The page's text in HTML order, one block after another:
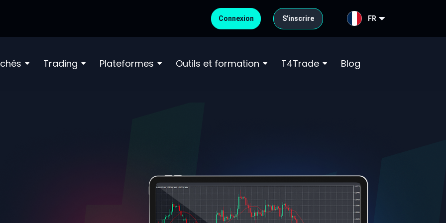
Connexion S'inscrire FR
Trading Plateformes Outils et formation T4Trade Blog